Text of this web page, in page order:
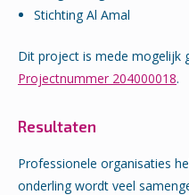
Stichting Al Amal
Dit project is mede mogelijk
Projectnummer 204000018.
Resultaten
Professionele organisaties
onderling wordt veel